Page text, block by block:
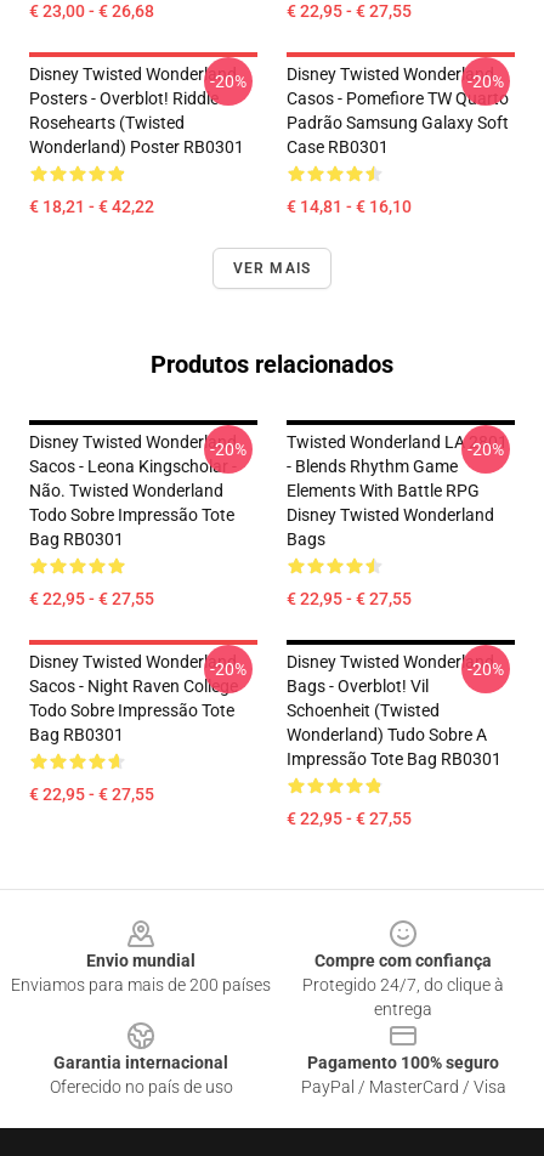
€ 23,00 - € 26,68 € 22,95 - € 27,55
Disney Twisted Wonderland
Posters - Overblot! Riddle
Rosehearts (Twisted
Wonderland) Poster RB0301
€ 18,21 - € 42,22
-20%
Disney Twisted Wonderland
Casos - Pomefiore TW Quarto
Padrão Samsung Galaxy Soft
Case RB0301
€ 14,81 - € 16,10
-20%
VER MAIS
Produtos relacionados
Disney Twisted Wonderland
Sacos - Leona Kingscholar -
Não. Twisted Wonderland
Todo Sobre Impressão Tote
Bag RB0301
€ 22,95 - € 27,55
-20%
Twisted Wonderland LA 2801
- Blends Rhythm Game
Elements With Battle RPG
Disney Twisted Wonderland
Bags
€ 22,95 - € 27,55
-20%
Disney Twisted Wonderland
Sacos - Night Raven College
Todo Sobre Impressão Tote
Bag RB0301
€ 22,95 - € 27,55
-20%
Disney Twisted Wonderland
Bags - Overblot! Vil
Schoenheit (Twisted
Wonderland) Tudo Sobre A
Impressão Tote Bag RB0301
€ 22,95 - € 27,55
-20%
Envio mundial
Enviamos para mais de 200 países
Compre com confiança
Protegido 24/7, do clique à
entrega
Garantia internacional
Oferecido no país de uso
Pagamento 100% seguro
PayPal / MasterCard / Visa